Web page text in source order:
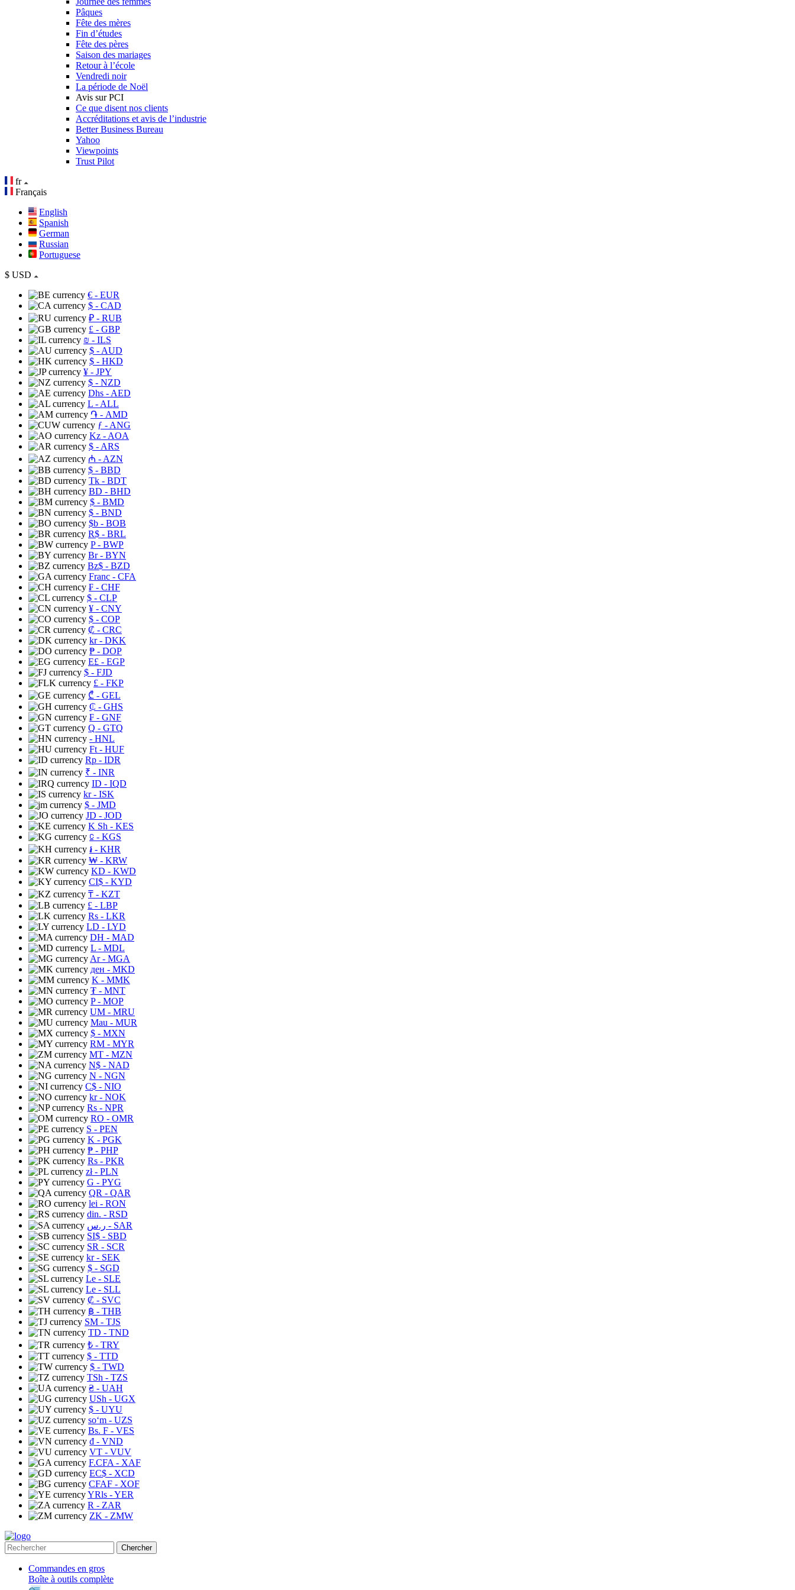
Pâques
Fête des mères
Fin d’études
Fête des pères
Saison des mariages
Retour à l’école
Vendredi noir
La période de Noël
Avis sur PCI
Ce que disent nos clients
Accréditations et avis de l’industrie
Better Business Bureau
Yahoo
Viewpoints
Trust Pilot
fr
Français
English
Spanish
German
Russian
Portuguese
$ USD
€ - EUR
$ - CAD
₽ - RUB
£ - GBP
₪ - ILS
$ - AUD
$ - HKD
¥ - JPY
$ - NZD
Dhs - AED
L - ALL
֏ - AMD
ƒ - ANG
Kz - AOA
$ - ARS
₼ - AZN
$ - BBD
Tk - BDT
BD - BHD
$ - BMD
$ - BND
$b - BOB
R$ - BRL
P- BWP
Br- BYN
Bz$ - BZD
Franc - CFA
₣ - CHF
$ - CLP
¥ - CNY
$ - COP
₡ - CRC
kr- DKK
₱ - DOP
E£ - EGP
$ - FJD
£ - FKP
₾ - GEL
₵ - GHS
₣ - GNF
Q - GTQ
- HNL
Ft - HUF
Rp - IDR
₹ - INR
ID - IQD
kr- ISK
$ - JMD
JD - JOD
K Sh - KES
⃀ - KGS
៛ - KHR
₩ - KRW
KD - KWD
CI$ - KYD
₸ - KZT
£ - LBP
Rs - LKR
LD - LYD
DH - MAD
L - MDL
Ar- MGA
ден - MKD
K - MMK
₮ - MNT
P- MOP
UM - MRU
Mau - MUR
$ - MXN
RM - MYR
MT - MZN
N$ - NAD
N - NGN
C$ - NIO
kr- NOK
Rs - NPR
RO - OMR
S - PEN
K - PGK
₱ - PHP
Rs - PKR
zł- PLN
G - PYG
QR - QAR
lei - RON
din. - RSD
ر.س - SAR
SI$ - SBD
SR - SCR
kr- SEK
$ - SGD
Le - SLE
Le - SLL
₡ - SVC
฿ - THB
ЅМ - TJS
TD - TND
₺ - TRY
$ - TTD
$ - TWD
TSh - TZS
₴ - UAH
USh - UGX
$ - UYU
soʻm - UZS
Bs. F - VES
₫ - VND
VT - VUV
F.CFA - XAF
EC$ - XCD
CFAF - XOF
YRls - YER
R - ZAR
ZK - ZMW
Chercher
Commandes en gros
Boîte à outils complète